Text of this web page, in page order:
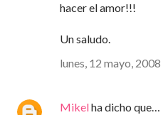
hacer el amor!!!
Un saludo.
lunes, 12 mayo, 2008
Mikelha dicho que…